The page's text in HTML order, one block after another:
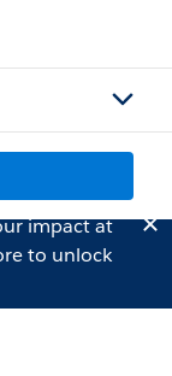
impact at
to unlock